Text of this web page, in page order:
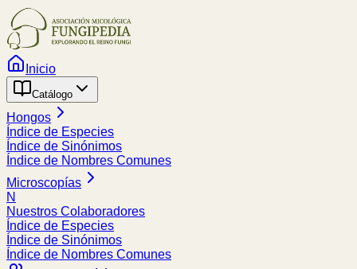
Inicio
Catálogo
Hongos
Índice de Especies
Índice de Sinónimos
Índice de Nombres Comunes
Microscopías
N
Nuestros Colaboradores
Índice de Especies
Índice de Sinónimos
Índice de Nombres Comunes